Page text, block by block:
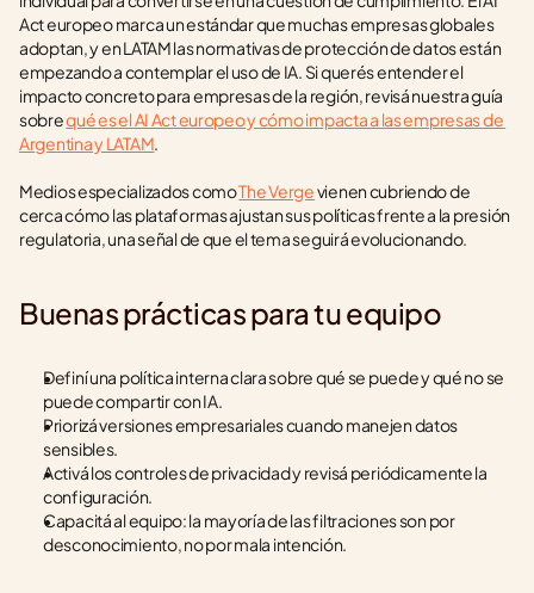
Act europeo marca un estándar que muchas empresas globales
adoptan, y en LATAM las normativas de protección de datos están
empezando a contemplar el uso de IA. Si querés entender el
impacto concreto para empresas de la región, revisá nuestra guía
sobre qué es el AI Act europeo y cómo impacta a las empresas de
Argentina y LATAM.
Medios especializados como The Verge vienen cubriendo de
cerca cómo las plataformas ajustan sus políticas frente a la presión
regulatoria, una señal de que el tema seguirá evolucionando.
Buenas prácticas para tu equipo
Definí una política interna clara sobre qué se puede y qué no se
puede compartir con IA.
Priorizá versiones empresariales cuando manejen datos
sensibles.
Activá los controles de privacidad y revisá periódicamente la
configuración.
Capacitá al equipo: la mayoría de las filtraciones son por
desconocimiento, no por mala intención.